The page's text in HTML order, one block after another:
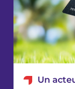
Un